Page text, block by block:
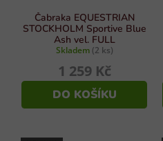
Čabraka EQUESTRIAN
STOCKHOLM Sportive Blue
Ash vel. FULL
Skladem (2 ks)
1 259 Kč
DO KOŠÍKU